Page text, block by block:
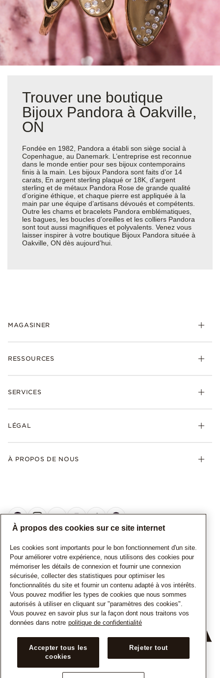
Trouver une boutique
Bijoux Pandora à Oakville,
ON
Fondée en 1982, Pandora a établi son siège social à
Copenhague, au Danemark. L’entreprise est reconnue
dans le monde entier pour ses bijoux contemporains
finis à la main. Les bijoux Pandora sont faits d’or 14
carats, En argent sterling plaqué or 18K, d’argent
sterling et de métaux Pandora Rose de grande qualité
d’origine éthique, et chaque pierre est appliquée à la
main par une équipe d’artisans dévoués et compétents.
Outre les chams et bracelets Pandora emblématiques,
les bagues, les boucles d’oreilles et les colliers Pandora
sont tout aussi magnifiques et polyvalents. Venez vous
laisser inspirer à votre boutique Bijoux Pandora située à
Oakville, ON dès aujourd’hui.
MAGASINER
RESSOURCES
SERVICES
LÉGAL
À PROPOS DE NOUS
CANADA Français
© TOUS DROITS RESERVES. 2026 Pandora
À propos des cookies sur ce site internet
Les cookies sont importants pour le bon fonctionnement d'un site.
Pour améliorer votre expérience, nous utilisons des cookies pour
mémoriser les détails de connexion et fournir une connexion
sécurisée, collecter des statistiques pour optimiser les
fonctionnalités du site et fournir un contenu adapté à vos intérêts.
Vous pouvez modifier les types de cookies que nous sommes
autorisés à utiliser en cliquant sur "paramètres des cookies".
Vous pouvez en savoir plus sur la façon dont nous traitons vos
données dans notre politique de confidentialité
Accepter tous les
cookies
Rejeter tout